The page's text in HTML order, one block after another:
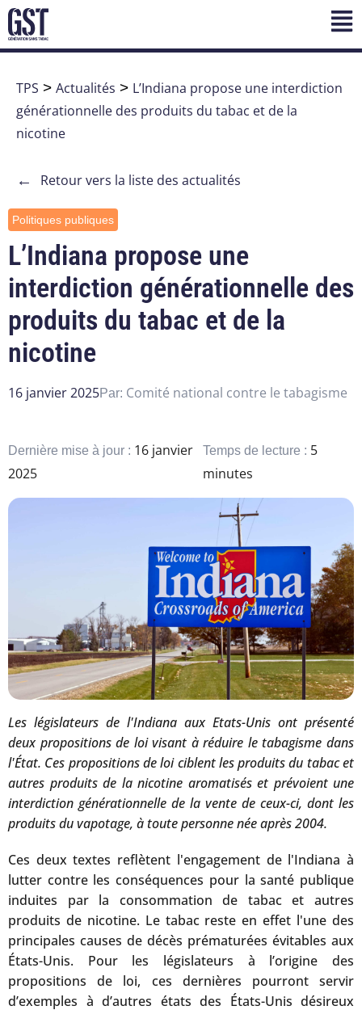
TPS > Actualités > L’Indiana propose une interdiction
générationnelle des produits du tabac et de la
nicotine
← Retour vers la liste des actualités
Politiques publiques
L’Indiana propose une
interdiction générationnelle des
produits du tabac et de la
nicotine
16 janvier 2025Par: Comité national contre le tabagisme
Dernière mise à jour : 16 janvier
2025
Temps de lecture : 5
minutes
Les législateurs de l'Indiana aux Etats-Unis ont présenté
deux propositions de loi visant à réduire le tabagisme dans
l'État. Ces propositions de loi ciblent les produits du tabac et
autres produits de la nicotine aromatisés et prévoient une
interdiction générationnelle de la vente de ceux-ci, dont les
produits du vapotage, à toute personne née après 2004.
Ces deux textes reflètent l'engagement de l'Indiana à
lutter contre les conséquences pour la santé publique
induites par la consommation de tabac et autres
produits de nicotine. Le tabac reste en effet l'une des
principales causes de décès prématurées évitables aux
États-Unis. Pour les législateurs à l’origine des
propositions de loi, ces dernières pourront servir
d’exemples à d’autres états des États-Unis désireux